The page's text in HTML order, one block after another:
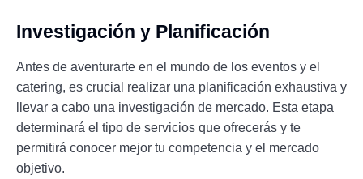
Investigación y Planificación
Antes de aventurarte en el mundo de los eventos y el
catering, es crucial realizar una planificación exhaustiva y
llevar a cabo una investigación de mercado. Esta etapa
determinará el tipo de servicios que ofrecerás y te
permitirá conocer mejor tu competencia y el mercado
objetivo.